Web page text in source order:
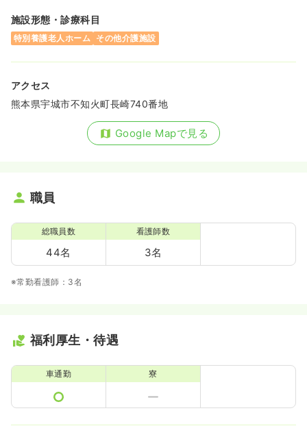
施設形態・診療科目
特別養護老人ホーム その他介護施設
アクセス
熊本県宇城市不知火町長崎740番地
Google Mapで見る
職員
総職員数
44名
看護師数
3名
※常勤看護師：3名
福利厚生・待遇
車通勤 寮